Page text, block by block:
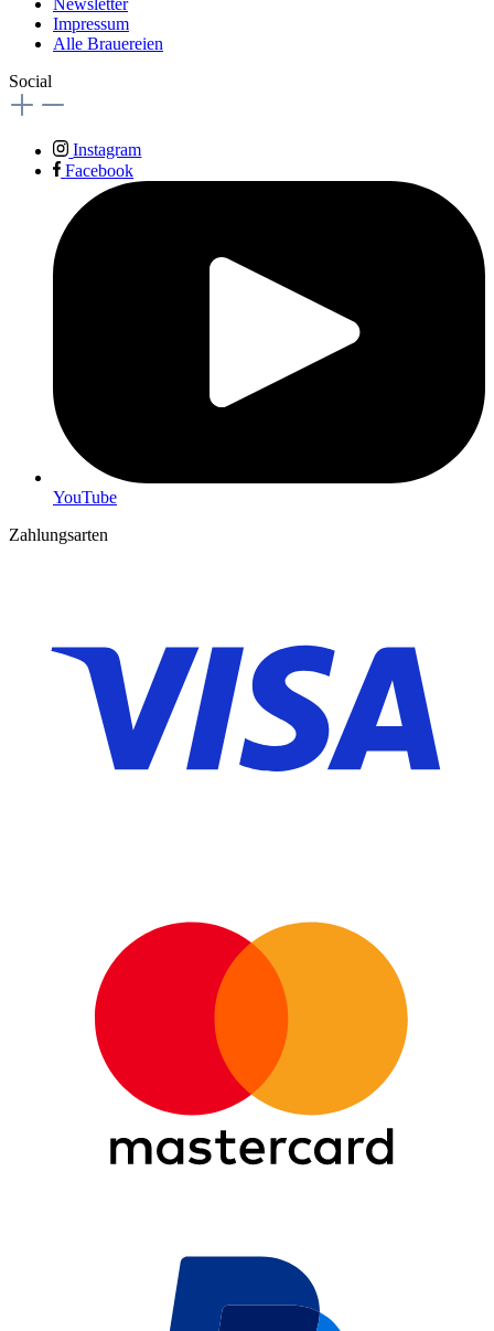
Newsletter
Impressum
Alle Brauereien
Social
Instagram
Facebook
YouTube
Zahlungsarten